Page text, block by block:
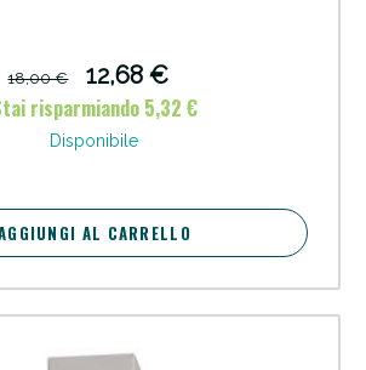
18,00 €
12,68 €
risparmiando 5,32 €
Disponibile
AL CARRELLO